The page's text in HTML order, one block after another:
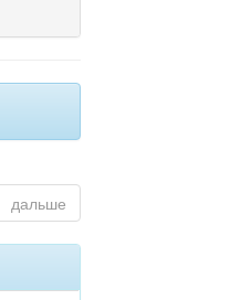
дальше